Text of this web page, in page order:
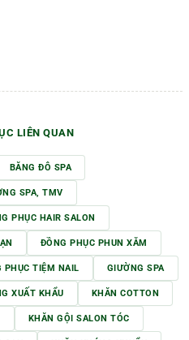
LIÊN QUAN
BĂNG ĐÔ SPA
SPA, TMV
PHỤC HAIR SALON
ĐỒNG PHỤC PHUN XĂM
PHỤC TIỆM NAIL GIƯỜNG SPA
XUẤT KHẨU KHĂN COTTON
KHĂN GỘI SALON TÓC